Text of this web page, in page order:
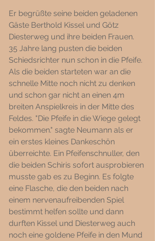
Er begrüßte seine beiden geladenen
Gäste Berthold Kissel und Götz
Diesterweg und ihre beiden Frauen.
35 Jahre lang pusten die beiden
Schiedsrichter nun schon in die Pfeife.
Als die beiden starteten war an die
schnelle Mitte noch nicht zu denken
und schon gar nicht an einen 4m
breiten Anspielkreis in der Mitte des
Feldes. "Die Pfeife in die Wiege gelegt
bekommen." sagte Neumann als er
ein erstes kleines Dankeschön
überreichte. Ein Pfeifenschnuller, den
die beiden Schiris sofort ausprobieren
musste gab es zu Beginn. Es folgte
eine Flasche, die den beiden nach
einem nervenaufreibenden Spiel
bestimmt helfen sollte und dann
durften Kissel und Diesterweg auch
noch eine goldene Pfeife in den Mund